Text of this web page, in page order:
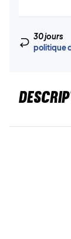
30 jours
politique